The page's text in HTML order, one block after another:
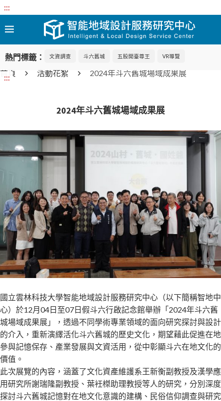
:::
熱門標籤： 文資調查 斗六舊城 五股開臺尊王 VR導覽
:::
首頁 活動花絮 2024年斗六舊城場域成果展
2024年斗六舊城場域成果展
國立雲林科技大學智能地域設計服務研究中心（以下簡稱智地中
心）於12月04日至07日假斗六行啟記念館舉辦「2024年斗六舊
城場域成果展」，透過不同學術專業領域的面向研究探討與設計
的介入，重新演繹活化斗六舊城的歷史文化，期望藉此促進在地
參與記憶保存、產業發展與文資活用，從中彰顯斗六在地文化的
價值。
此次展覽的內容，涵蓋了文化資產維護系王新衡副教授及漢學應
用研究所謝瑞隆副教授、葉衽榤助理教授等人的研究，分別深度
探討斗六舊城記憶對在地文化意識的建構、民俗信仰調查與研究